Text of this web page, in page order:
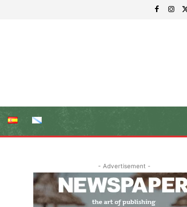
- Advertisement -